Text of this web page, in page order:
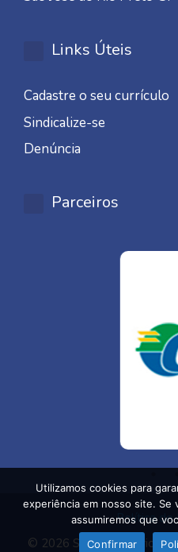
Links Úteis
Cadastre o seu currículo
Sindicalize-se
Denúncia
Parceiros
Política de
© 2026 Sin Comerciários -
Utilizamos cookies para
experiência em nosso site. Se
assumiremos que
Confirmar